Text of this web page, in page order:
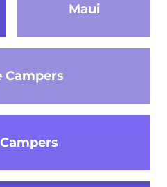
Campers
Maui